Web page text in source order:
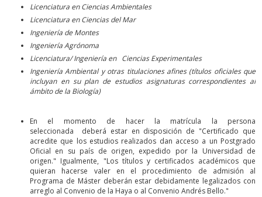
Licenciatura en Ciencias Ambientales
Licenciatura en Ciencias del Mar
Ingeniería de Montes
Ingeniería Agrónoma
Licenciatura/ Ingeniería en Ciencias Experimentales
Ingeniería Ambiental y otras titulaciones afines (títulos oficiales que
incluyan en su plan de estudios asignaturas correspondientes al
ámbito de la Biología)
En el momento de hacer la matrícula la persona
seleccionada deberá estar en disposición de "Certificado que
acredite que los estudios realizados dan acceso a un Postgrado
Oficial en su país de origen, expedido por la Universidad de
origen." Igualmente, "Los títulos y certificados académicos que
quieran hacerse valer en el procedimiento de admisión al
Programa de Máster deberán estar debidamente legalizados con
arreglo al Convenio de la Haya o al Convenio Andrés Bello."